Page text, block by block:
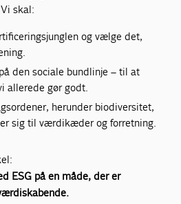
skal:
og vælge det,
den sociale bundlinje – til at
allerede gør godt.
herunder biodiversitet,
sig til værdikæder og forretning.
ESG på en måde, der er